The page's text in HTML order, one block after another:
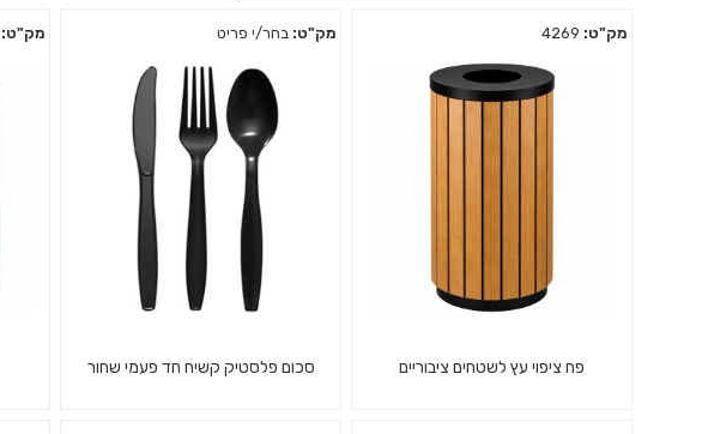
מק"ט:
פח ציפוי עץ לשטחים ציבוריים
מק"ט: בחר/י פריט
סכום פלסטיק קשיח חד פעמי שחור
מק"ט: